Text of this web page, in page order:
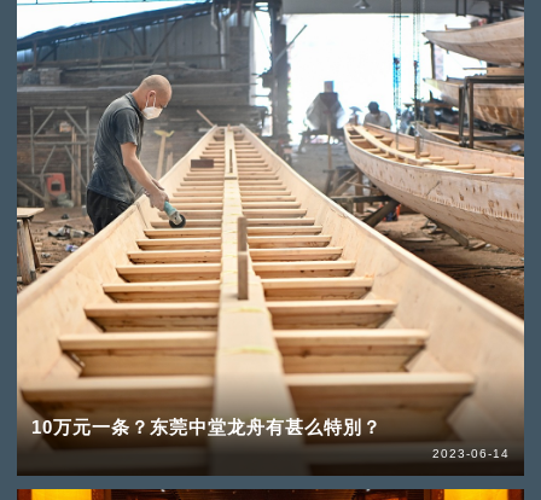
10万元一条？东莞中堂龙舟有甚么特別？
2023-06-14